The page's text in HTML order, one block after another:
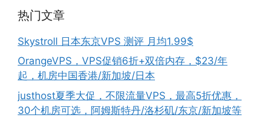
热门文章
Skystroll 日本东京VPS 测评 月均1.99$
OrangeVPS，VPS促销6折+双倍内存，$23/年
起，机房中国香港/新加坡/日本
justhost夏季大促，不限流量VPS，最高5折优惠，
30个机房可选，阿姆斯特丹/洛杉矶/东京/新加坡等